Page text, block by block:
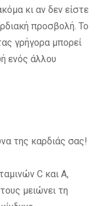
κι αν δεν είστε
προσβολή. Το
γρήγορα μπορεί
ενός άλλου
της καρδιάς σας!
C και Α,
μειώνει τη